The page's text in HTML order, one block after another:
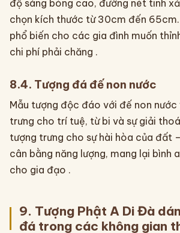
độ sáng bóng cao, đường nét tinh
chọn kích thước từ 30cm đến
phổ biến cho các gia đình muốn
chi phí phải chăng .
8.4. Tượng đá đế non nước
Mẫu tượng độc đáo với đế non nước
trưng cho trí tuệ, từ bi và sự giải
tượng trưng cho sự hài hòa của đất
cân bằng năng lượng, mang lại bình
cho gia đạo .
9. Tượng Phật A Di Đà
đá trong các không gian